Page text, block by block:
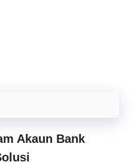
Akaun Bank